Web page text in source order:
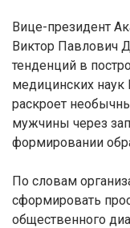
Вице-президент
Виктор Павлович
тенденций в
медицинских наук
раскроет
мужчины через
формировании
По словам
сформировать
общественного